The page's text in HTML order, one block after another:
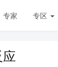
专家 专区